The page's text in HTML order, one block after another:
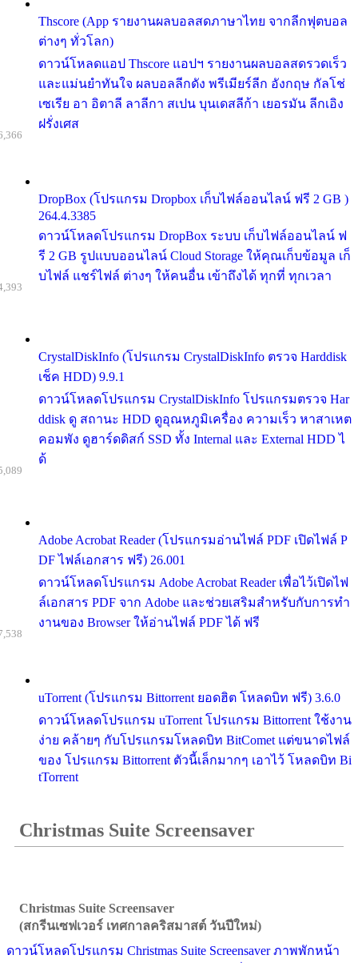
Thscore (App รายงานผลบอลสดภาษาไทย จากลีกฟุตบอล
ต่างๆ ทั่วโลก)
ดาวน์โหลดแอป Thscore แอปฯ รายงานผลบอลสดรวดเร็ว
และแม่นยำทันใจ ผลบอลลีกดัง พรีเมียร์ลีก อังกฤษ กัลโช่
เซเรีย อา อิตาลี ลาลีกา สเปน บุนเดสลีก้า เยอรมัน ลีกเอิง
ฝรั่งเศส
DropBox (โปรแกรม Dropbox เก็บไฟล์ออนไลน์ ฟรี 2 GB )
264.4.3385
ดาวน์โหลดโปรแกรม DropBox ระบบ เก็บไฟล์ออนไลน์ ฟ
รี 2 GB รูปแบบออนไลน์ Cloud Storage ให้คุณเก็บข้อมูล เก็
บไฟล์ แชร์ไฟล์ ต่างๆ ให้คนอื่น เข้าถึงได้ ทุกที่ ทุกเวลา
CrystalDiskInfo (โปรแกรม CrystalDiskInfo ตรวจ Harddisk
เช็ค HDD) 9.9.1
ดาวน์โหลดโปรแกรม CrystalDiskInfo โปรแกรมตรวจ Har
ddisk ดู สถานะ HDD ดูอุณหภูมิเครื่อง ความเร็ว หาสาเหต
คอมพัง ดูฮาร์ดดิสก์ SSD ทั้ง Internal และ External HDD ไ
ด้
Adobe Acrobat Reader (โปรแกรมอ่านไฟล์ PDF เปิดไฟล์ P
DF ไฟล์เอกสาร ฟรี) 26.001
ดาวน์โหลดโปรแกรม Adobe Acrobat Reader เพื่อไว้เปิดไฟ
ล์เอกสาร PDF จาก Adobe และช่วยเสริมสำหรับกับการทำ
งานของ Browser ให้อ่านไฟล์ PDF ได้ ฟรี
uTorrent (โปรแกรม Bittorrent ยอดฮิต โหลดบิท ฟรี) 3.6.0
ดาวน์โหลดโปรแกรม uTorrent โปรแกรม Bittorrent ใช้งาน
ง่าย คล้ายๆ กับโปรแกรมโหลดบิท BitComet แต่ขนาดไฟล์
ของ โปรแกรม Bittorrent ตัวนี้เล็กมากๆ เอาไว้ โหลดบิท Bi
tTorrent
Christmas Suite Screensaver
Christmas Suite Screensaver
(สกรีนเซฟเวอร์ เทศกาลคริสมาสต์ วันปีใหม่)
ดาวน์โหลดโปรแกรม Christmas Suite Screensaver ภาพพักหน้า